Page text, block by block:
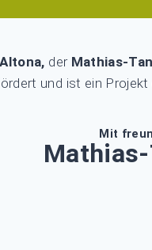
der Mathias-
und ist ein Projekt
Mit